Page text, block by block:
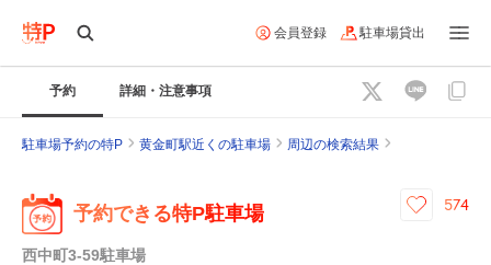
会員登録 駐車場貸出
予約 詳細・注意事項
駐車場予約の特P 黄金町駅近くの駐車場 周辺の検索結果
予約できる特P駐車場
西中町3-59駐車場
574